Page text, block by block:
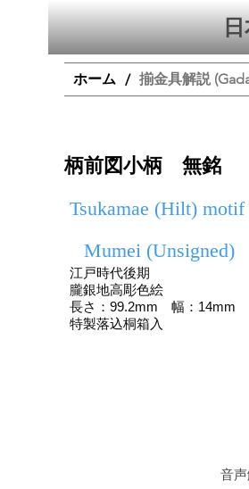
日
ホーム / 揃金具解説
柄前図小柄 無銘
Mumei (Unsigned)
Tsukamae (Hilt) motif
江戸時代後期
朧銀地高彫色絵
長さ：99.2mm 幅：14mm
特製落込桐箱入
音